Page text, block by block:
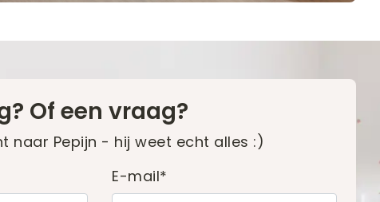
Of een vraag?
naar Pepijn - hij weet echt alles :)
E-mail*